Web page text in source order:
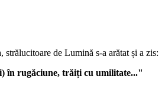
strălucitoare de Lumină s-a arătat și a zis:
în rugăciune, trăiți cu umilitate..."